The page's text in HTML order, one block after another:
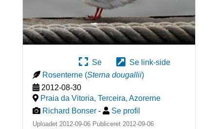
Se
Se link-side
Rosenterne (Sterna dougallii)
2012-08-30
Praia da Vitoria, Terceira, Azorerne
Richard Bonser - Se profil
Uploadet 2012-09-06 Publiceret 2012-09-06